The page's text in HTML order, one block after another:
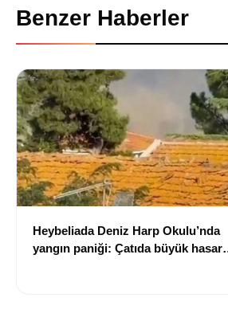
Benzer Haberler
Heybeliada Deniz Harp Okulu’nda
yangın paniği: Çatıda büyük hasar